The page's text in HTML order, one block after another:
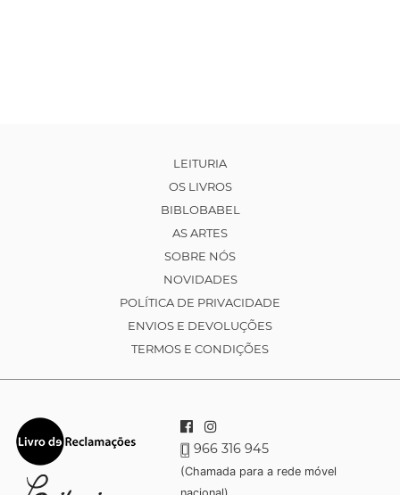
LEITURIA
OS LIVROS
BIBLOBABEL
AS ARTES
SOBRE NÓS
NOVIDADES
POLÍTICA DE PRIVACIDADE
ENVIOS E DEVOLUÇÕES
TERMOS E CONDIÇÕES
966 316 945
(Chamada para a rede móvel